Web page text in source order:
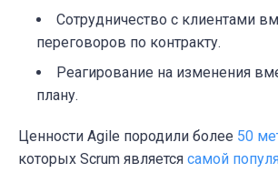
Сотрудничество с клиентами
переговоров по контракту.
Реагирование на изменения
плану.
Ценности Agile породили более 50
которых Scrum является самой